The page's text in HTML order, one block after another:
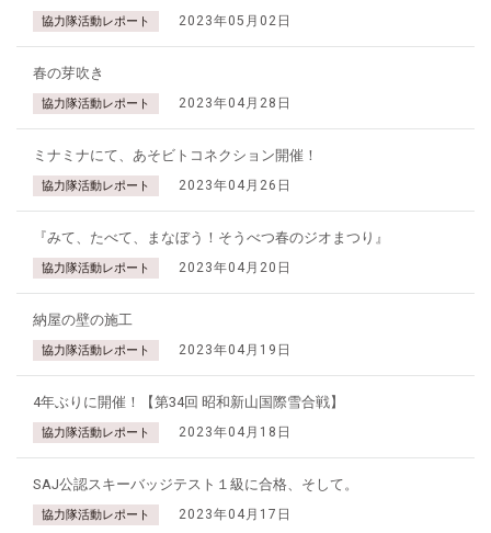
協力隊活動レポート 2023年05月02日
春の芽吹き
協力隊活動レポート 2023年04月28日
ミナミナにて、あそビトコネクション開催！
協力隊活動レポート 2023年04月26日
『みて、たべて、まなぼう！そうべつ春のジオまつり』
協力隊活動レポート 2023年04月20日
納屋の壁の施工
協力隊活動レポート 2023年04月19日
4年ぶりに開催！【第34回 昭和新山国際雪合戦】
協力隊活動レポート 2023年04月18日
SAJ公認スキーバッジテスト１級に合格、そして。
協力隊活動レポート 2023年04月17日